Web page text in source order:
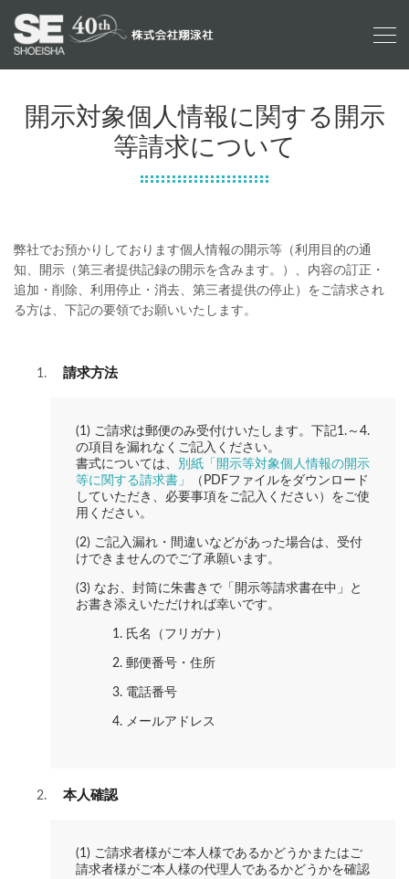
開示対象個人情報に関する開示
等請求について
弊社でお預かりしております個人情報の開示等（利用目的の通
知、開示（第三者提供記録の開示を含みます。）、内容の訂正・
追加・削除、利用停止・消去、第三者提供の停止）をご請求され
る方は、下記の要領でお願いいたします。
請求方法
(1) ご請求は郵便のみ受付けいたします。下記1.～4.
の項目を漏れなくご記入ください。
書式については、 別紙「開示等対象個人情報の開示
等に関する請求書」
（PDFファイルをダウンロード
していただき、必要事項をご記入ください）をご使
用ください。
(2) ご記入漏れ・間違いなどがあった場合は、受付
けできませんのでご了承願います。
(3) なお、封筒に朱書きで「開示等請求書在中」と
お書き添えいただければ幸いです。
1. 氏名（フリガナ）
2. 郵便番号・住所
3. 電話番号
4. メールアドレス
本人確認
(1) ご請求者様がご本人様であるかどうかまたはご
請求者様がご本人様の代理人であるかどうかを確認